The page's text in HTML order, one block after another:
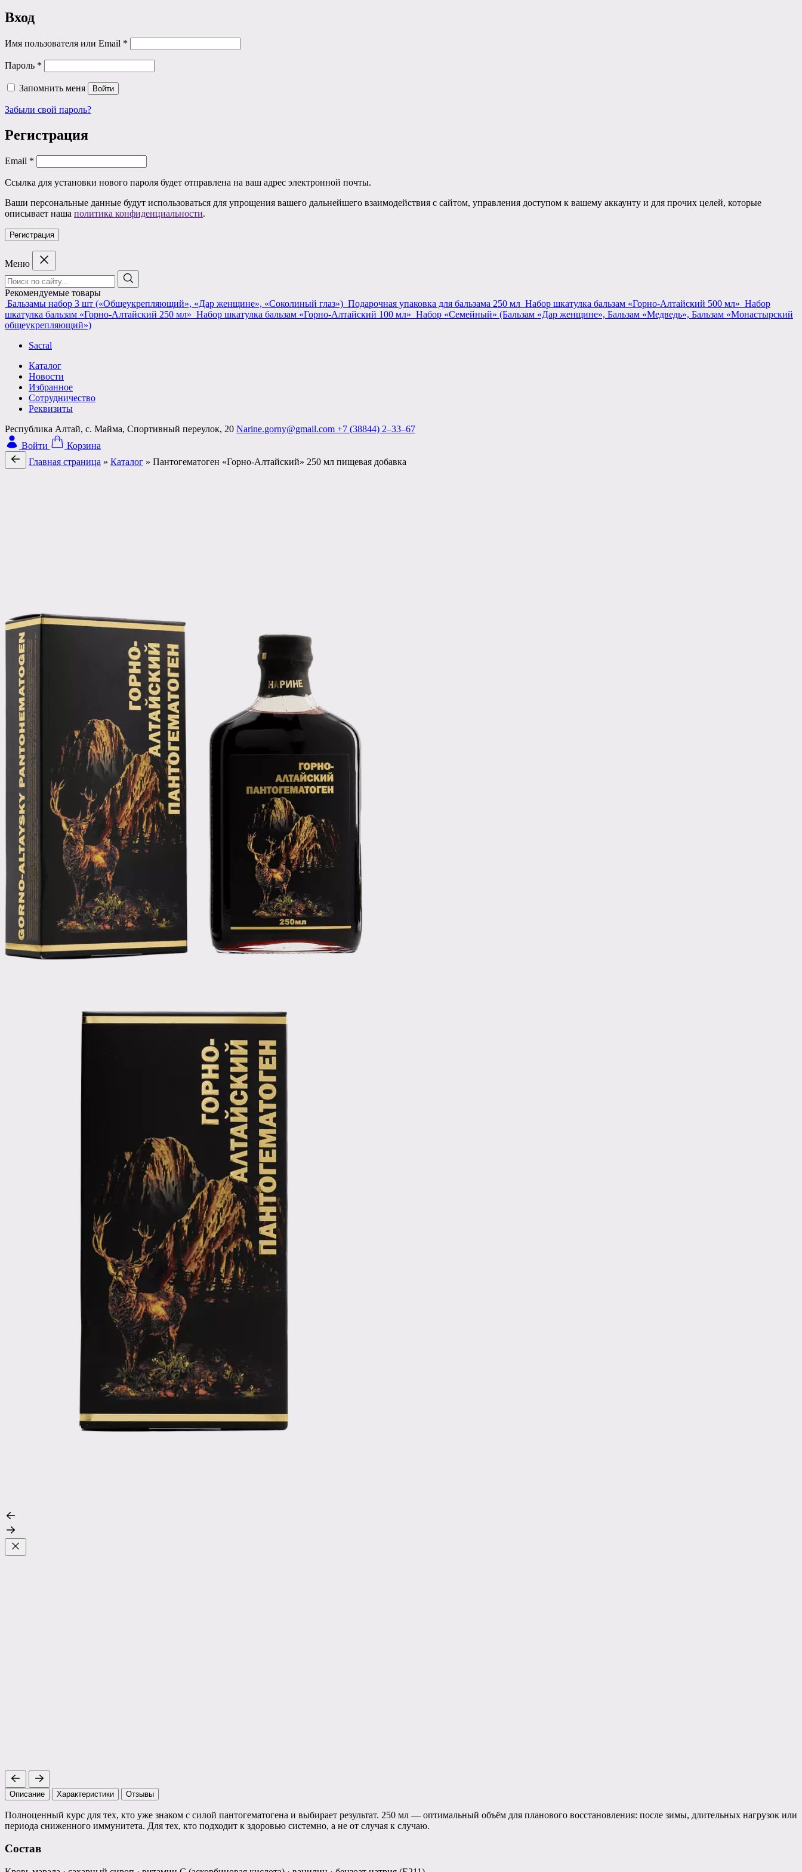
Вход
Имя пользователя или Email *
Пароль *
Запомнить меня Войти
Забыли свой пароль?
Регистрация
Email *
Ссылка для установки нового пароля будет отправлена ​​на ваш адрес электронной почты.
Ваши персональные данные будут использоваться для упрощения вашего дальнейшего взаимодействия с сайтом, управления доступом к вашему аккаунту и для прочих целей, которые
описывает наша политика конфиденциальности.
Регистрация
Меню
Поиск:
Рекомендуемые товары
Бальзамы набор 3 шт («Общеукрепляющий», «Дар женщине», «Соколиный глаз») Подарочная упаковка для бальзама 250 мл Набор шкатулка бальзам «Горно-Алтайский 500 мл» Набор
шкатулка бальзам «Горно-Алтайский 250 мл» Набор шкатулка бальзам «Горно-Алтайский 100 мл» Набор «Семейный» (Бальзам «Дар женщине», Бальзам «Медведь», Бальзам «Монастырский
общеукрепляющий»)
Sacral
Каталог
Новости
Избранное
Сотрудничество
Реквизиты
Республика Алтай, с. Майма, Спортивный переулок, 20 Narine.gorny@gmail.com +7 (38844) 2‒33‒67
Войти
Корзина
Главная страница » Каталог » Пантогематоген «Горно-Алтайский» 250 мл пищевая добавка
Описание Характеристики Отзывы
Полноценный курс для тех, кто уже знаком с силой пантогематогена и выбирает результат. 250 мл — оптимальный объём для планового восстановления: после зимы, длительных нагрузок или
периода сниженного иммунитета. Для тех, кто подходит к здоровью системно, а не от случая к случаю.
Состав